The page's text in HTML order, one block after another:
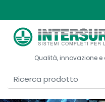
United
United
Qualità, innovazione